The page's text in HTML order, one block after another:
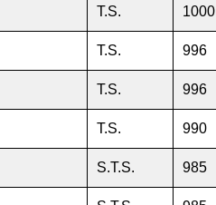
T.S. 1000
T.S. 996
T.S. 996
T.S. 990
S.T.S. 985